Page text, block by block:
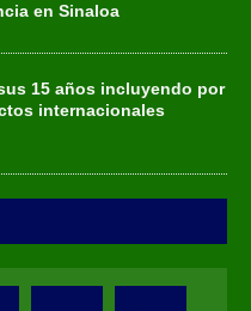
en Sinaloa
15 años incluyendo por
internacionales